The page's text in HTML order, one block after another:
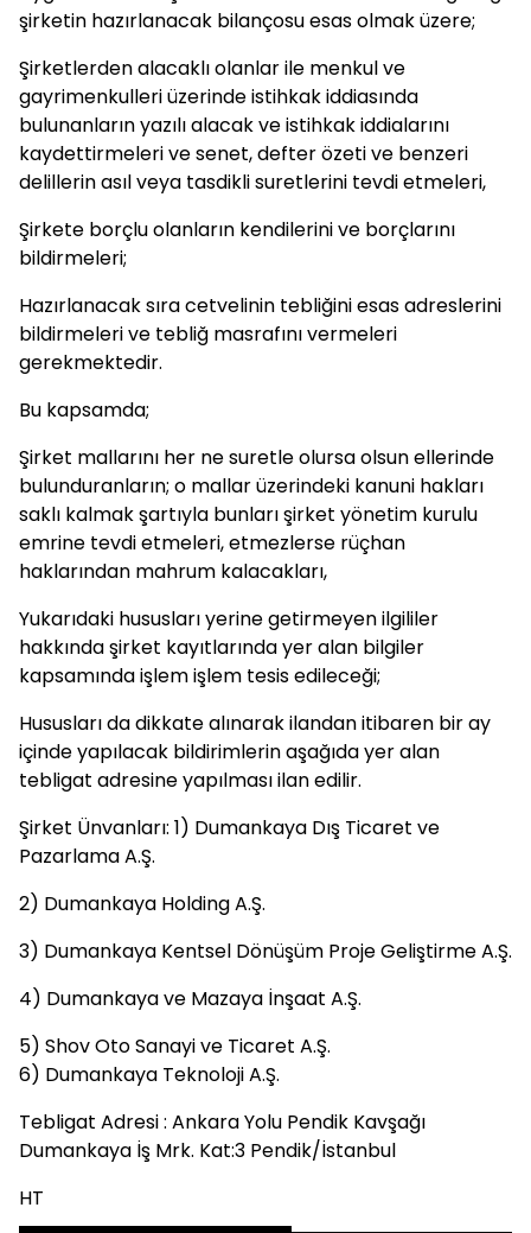
şirketin hazırlanacak bilançosu esas olmak üzere;
Şirketlerden alacaklı olanlar ile menkul ve
gayrimenkulleri üzerinde istihkak iddiasında
bulunanların yazılı alacak ve istihkak iddialarını
kaydettirmeleri ve senet, defter özeti ve benzeri
delillerin asıl veya tasdikli suretlerini tevdi etmeleri,
Şirkete borçlu olanların kendilerini ve borçlarını
bildirmeleri;
Hazırlanacak sıra cetvelinin tebliğini esas adreslerini
bildirmeleri ve tebliğ masrafını vermeleri
gerekmektedir.
Bu kapsamda;
Şirket mallarını her ne suretle olursa olsun ellerinde
bulunduranların; o mallar üzerindeki kanuni hakları
saklı kalmak şartıyla bunları şirket yönetim kurulu
emrine tevdi etmeleri, etmezlerse rüçhan
haklarından mahrum kalacakları,
Yukarıdaki hususları yerine getirmeyen ilgililer
hakkında şirket kayıtlarında yer alan bilgiler
kapsamında işlem işlem tesis edileceği;
Hususları da dikkate alınarak ilandan itibaren bir ay
içinde yapılacak bildirimlerin aşağıda yer alan
tebligat adresine yapılması ilan edilir.
Şirket Ünvanları: 1) Dumankaya Dış Ticaret ve
Pazarlama A.Ş.
2) Dumankaya Holding A.Ş.
3) Dumankaya Kentsel Dönüşüm Proje Geliştirme A.Ş.
4) Dumankaya ve Mazaya İnşaat A.Ş.
5) Shov Oto Sanayi ve Ticaret A.Ş.
6) Dumankaya Teknoloji A.Ş.
Tebligat Adresi : Ankara Yolu Pendik Kavşağı
Dumankaya İş Mrk. Kat:3 Pendik/İstanbul
HT